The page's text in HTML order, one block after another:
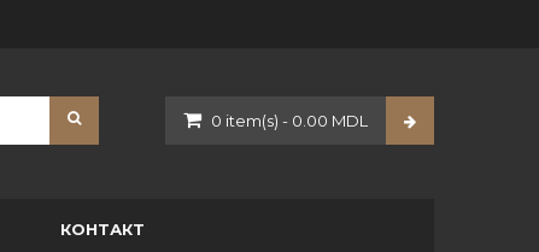
0 item(s) - 0.00 MDL
КОНТАКТ